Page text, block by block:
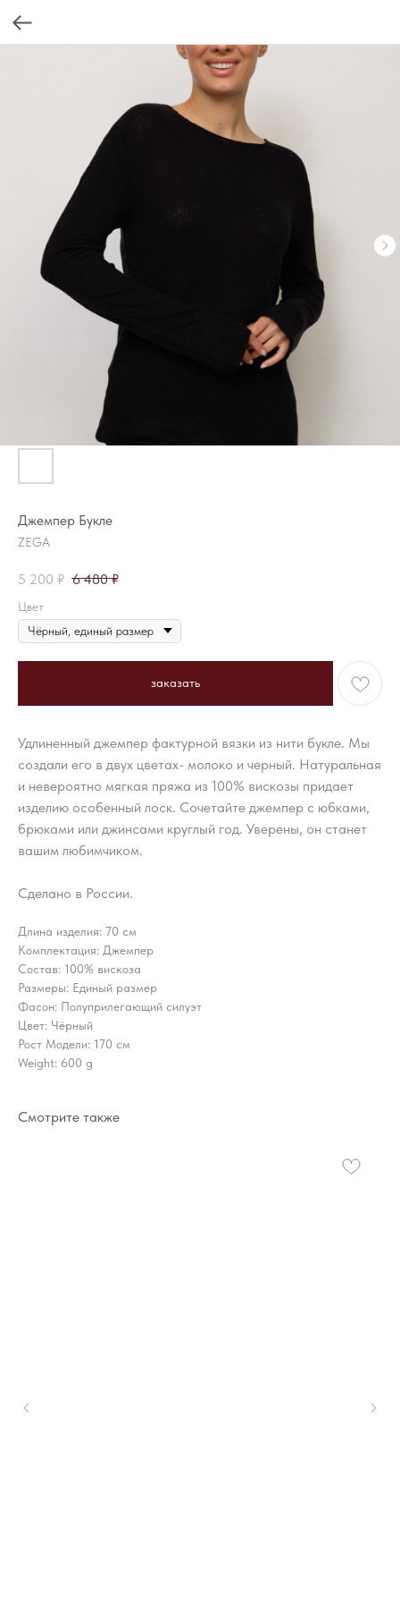
Джемпер Букле
ZEGA
5 200 ₽ 6 480 ₽
Цвет
заказать
Удлиненный джемпер фактурной вязки из нити букле. Мы
создали его в двух цветах- молоко и черный. Натуральная
и невероятно мягкая пряжа из 100% вискозы придает
изделию особенный лоск. Сочетайте джемпер с юбками,
брюками или джинсами круглый год. Уверены, он станет
вашим любимчиком.
Сделано в России.
Длина изделия: 70 см
Комплектация: Джемпер
Состав: 100% вискоза
Размеры: Единый размер
Фасон: Полуприлегающий силуэт
Цвет: Чёрный
Рост Модели: 170 см
Weight: 600 g
Смотрите также